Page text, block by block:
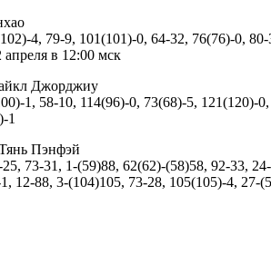
4, 79-9, 101(101)-0, 64-32, 76(76)-0,
апреля в 12:00 мск
Джорджиу
1, 58-10, 114(96)-0, 73(68)-5, 121(120)-
1
Пэнфэй
73-31, 1-(59)88, 62(62)-(58)58, 92-33,
12-88, 3-(104)105, 73-28, 105(105)-4, 27-